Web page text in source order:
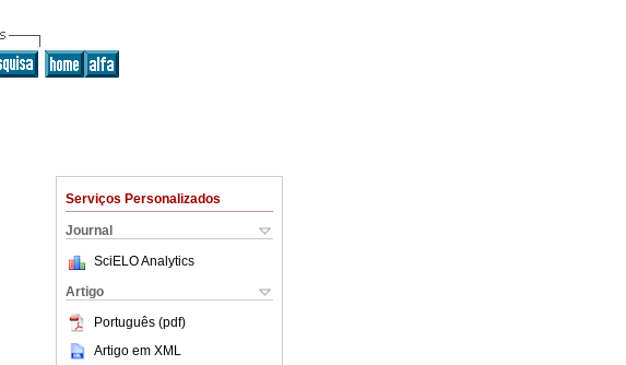
Serviços Personalizados
Journal
SciELO Analytics
Artigo
Português (pdf)
Artigo em XML